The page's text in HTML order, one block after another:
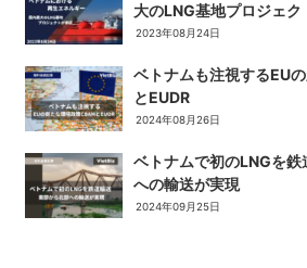
大のLNG基地プロジェク
2023年08月24日
ベトナムも注視するEU
とEUDR
2024年08月26日
ベトナムで初のLNGを
への輸送が実現
2024年09月25日